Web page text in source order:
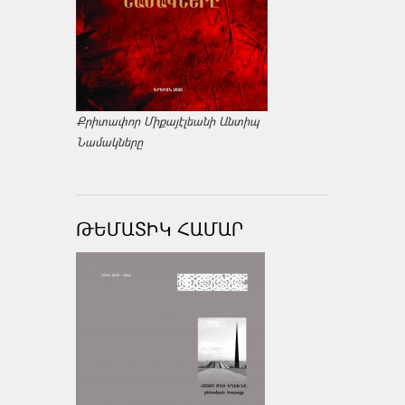
Քրիտափոր Միքայէլեանի Անտիպ
Նամակները
ԹԵՄԱՏԻԿ ՀԱՄԱՐ